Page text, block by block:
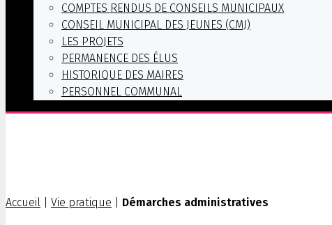
COMPTES RENDUS DE CONSEILS MUNICIPAUX
CONSEIL MUNICIPAL DES JEUNES (CMJ)
LES PROJETS
PERMANENCE DES ÉLUS
HISTORIQUE DES MAIRES
PERSONNEL COMMUNAL
Accueil Vie pratique Démarches administratives